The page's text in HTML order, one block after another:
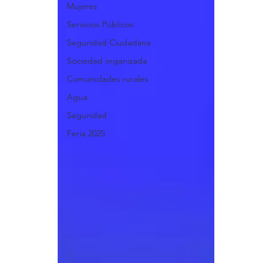
Mujeres
Servicios Públicos
Seguridad Ciudadana
Sociedad organizada
Comunidades rurales
Agua
Seguridad
Feria 2025